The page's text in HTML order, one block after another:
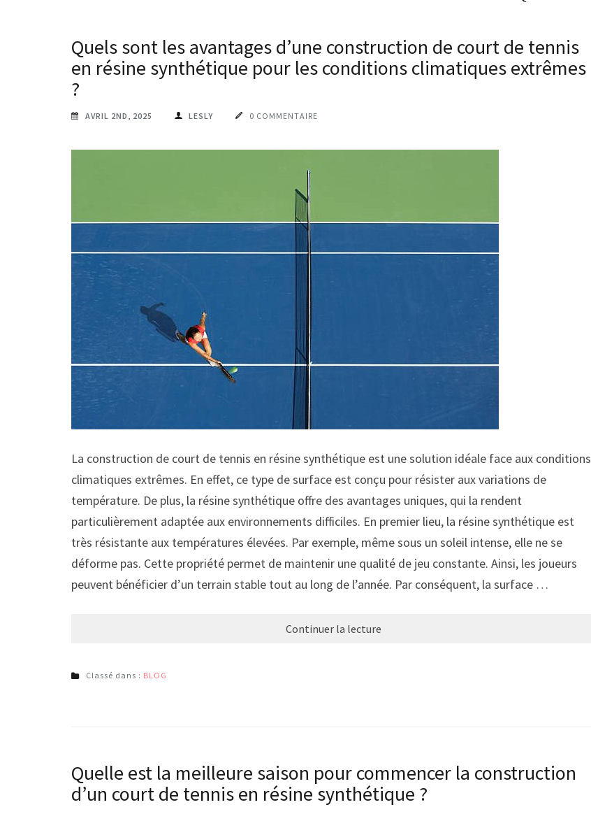
Quels sont les avantages d’une construction de court de tennis
en résine synthétique pour les conditions climatiques extrêmes
?
AVRIL 2ND, 2025 LESLY 0 COMMENTAIRE
La construction de court de tennis en résine synthétique est une solution idéale face aux conditions
climatiques extrêmes. En effet, ce type de surface est conçu pour résister aux variations de
température. De plus, la résine synthétique offre des avantages uniques, qui la rendent
particulièrement adaptée aux environnements difficiles. En premier lieu, la résine synthétique est
très résistante aux températures élevées. Par exemple, même sous un soleil intense, elle ne se
déforme pas. Cette propriété permet de maintenir une qualité de jeu constante. Ainsi, les joueurs
peuvent bénéficier d’un terrain stable tout au long de l’année. Par conséquent, la surface …
Continuer la lecture
Classé dans : BLOG
Quelle est la meilleure saison pour commencer la construction
d’un court de tennis en résine synthétique ?